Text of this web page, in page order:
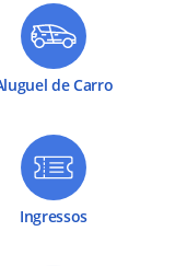
de Carro
Ingressos